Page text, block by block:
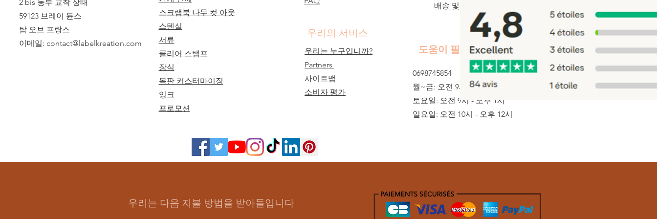
2 bis 동부 교착 상태
59123 브레이 듄스
탑 오브 프랑스
이메일: contact@labelkreation.com
스크랩북 나무 컷 아웃
스텐실
서류
클리어 스탬프
장식
목판 커스터마이징
잉크
프로모션
배송 및 반품
도움이 필요하다
0698745854
월~금: 오전 9시~오후 5시
토요일: 오전 9시 - 오후 1시
일요일: 오전 10시 - 오후 12시
우리는 다음 지불 방법을 받아들입니다
우리는 누구입니까?
Partners
사이트맵
소비자 평가
우리의 서비스